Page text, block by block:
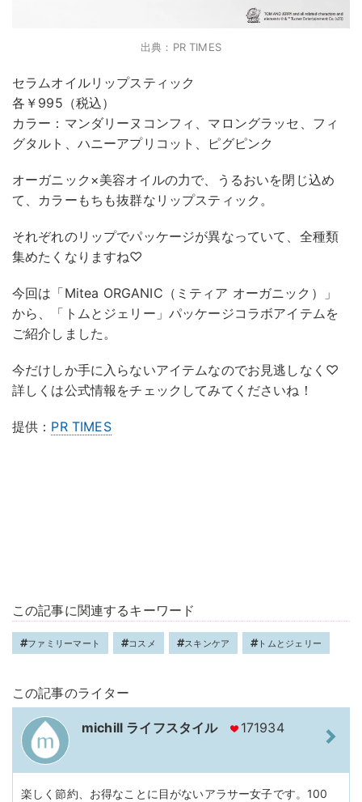
出典：PR TIMES
セラムオイルリップスティック
各￥995（税込）
カラー：マンダリーヌコンフィ、マロングラッセ、フィ
グタルト、ハニーアプリコット、ピグピンク
オーガニック×美容オイルの力で、うるおいを閉じ込め
て、カラーもちも抜群なリップスティック。
それぞれのリップでパッケージが異なっていて、全種類
集めたくなりますね♡
今回は「Mitea ORGANIC（ミティア オーガニック）」
から、「トムとジェリー」パッケージコラボアイテムを
ご紹介しました。
今だけしか手に入らないアイテムなのでお見逃しなく♡
詳しくは公式情報をチェックしてみてくださいね！
提供： PR TIMES
この記事に関連するキーワード
ファミリーマート コスメ スキンケア トムとジェリー
この記事のライター
michill ライフスタイル 171934
楽しく節約、お得なことに目がないアラサー女子です。100